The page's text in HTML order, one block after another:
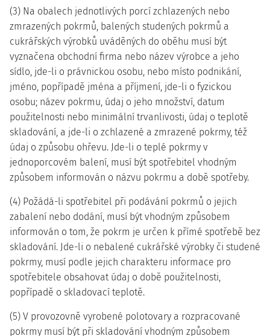
(3) Na obalech jednotlivých porcí zchlazených nebo
zmrazených pokrmů, balených studených pokrmů a
cukrářských výrobků uváděných do oběhu musí být
vyznačena obchodní firma nebo název výrobce a jeho
sídlo, jde-li o právnickou osobu, nebo místo podnikání,
jméno, popřípadě jména a příjmení, jde-li o fyzickou
osobu; název pokrmu, údaj o jeho množství, datum
použitelnosti nebo minimální trvanlivosti, údaj o teplotě
skladování, a jde-li o zchlazené a zmrazené pokrmy, též
údaj o způsobu ohřevu. Jde-li o teplé pokrmy v
jednoporcovém balení, musí být spotřebitel vhodným
způsobem informován o názvu pokrmu a době spotřeby.
(4) Požádá-li spotřebitel při podávání pokrmů o jejich
zabalení nebo dodání, musí být vhodným způsobem
informován o tom, že pokrm je určen k přímé spotřebě bez
skladování. Jde-li o nebalené cukrářské výrobky či studené
pokrmy, musí podle jejich charakteru informace pro
spotřebitele obsahovat údaj o době použitelnosti,
popřípadě o skladovací teplotě.
(5) V provozovně vyrobené polotovary a rozpracované
pokrmy musí být při skladování vhodným způsobem